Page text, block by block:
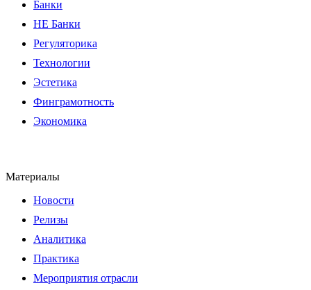
Банки
НЕ Банки
Регуляторика
Технологии
Эстетика
Финграмотность
Экономика
Материалы
Новости
Релизы
Аналитика
Практика
Мероприятия отрасли